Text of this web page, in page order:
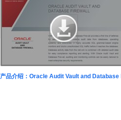
产品介绍：Oracle Audit Vault and Database